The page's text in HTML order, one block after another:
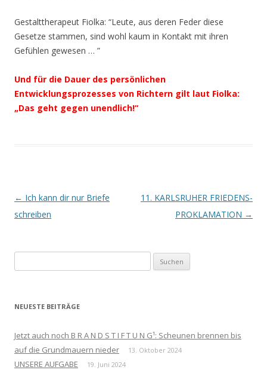
Gestalttherapeut Fiolka: “Leute, aus deren Feder diese
Gesetze stammen, sind wohl kaum in Kontakt mit ihren
Gefühlen gewesen … ”
Und für die Dauer des persönlichen
Entwicklungsprozesses von Richtern gilt laut Fiolka:
„Das geht gegen unendlich!“
Beitrags-
Navigation
← Ich kann dir nur Briefe
schreiben
11. KARLSRUHER FRIEDENS-
PROKLAMATION →
nach:
NEUESTE BEITRÄGE
Jetzt auch noch B R A N D S T I F T U N G¹: Scheunen brennen bis
auf die Grundmauern nieder
13. Oktober 2024
UNSERE AUFGABE 19. Juni 2024